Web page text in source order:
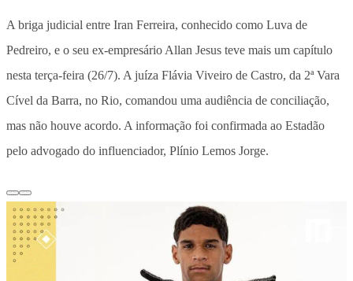
A briga judicial entre Iran Ferreira, conhecido como Luva de
Pedreiro, e o seu ex-empresário Allan Jesus teve mais um capítulo
nesta terça-feira (26/7). A juíza Flávia Viveiro de Castro, da 2ª Vara
Cível da Barra, no Rio, comandou uma audiência de conciliação,
mas não houve acordo. A informação foi confirmada ao Estadão
pelo advogado do influenciador, Plínio Lemos Jorge.